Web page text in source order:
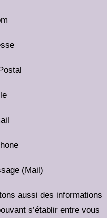
(Mail)
aussi des informations
s’établir entre vous